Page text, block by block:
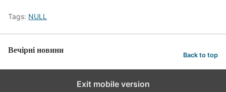
Tags: NULL
Вечірні новини Back to top
Exit mobile version